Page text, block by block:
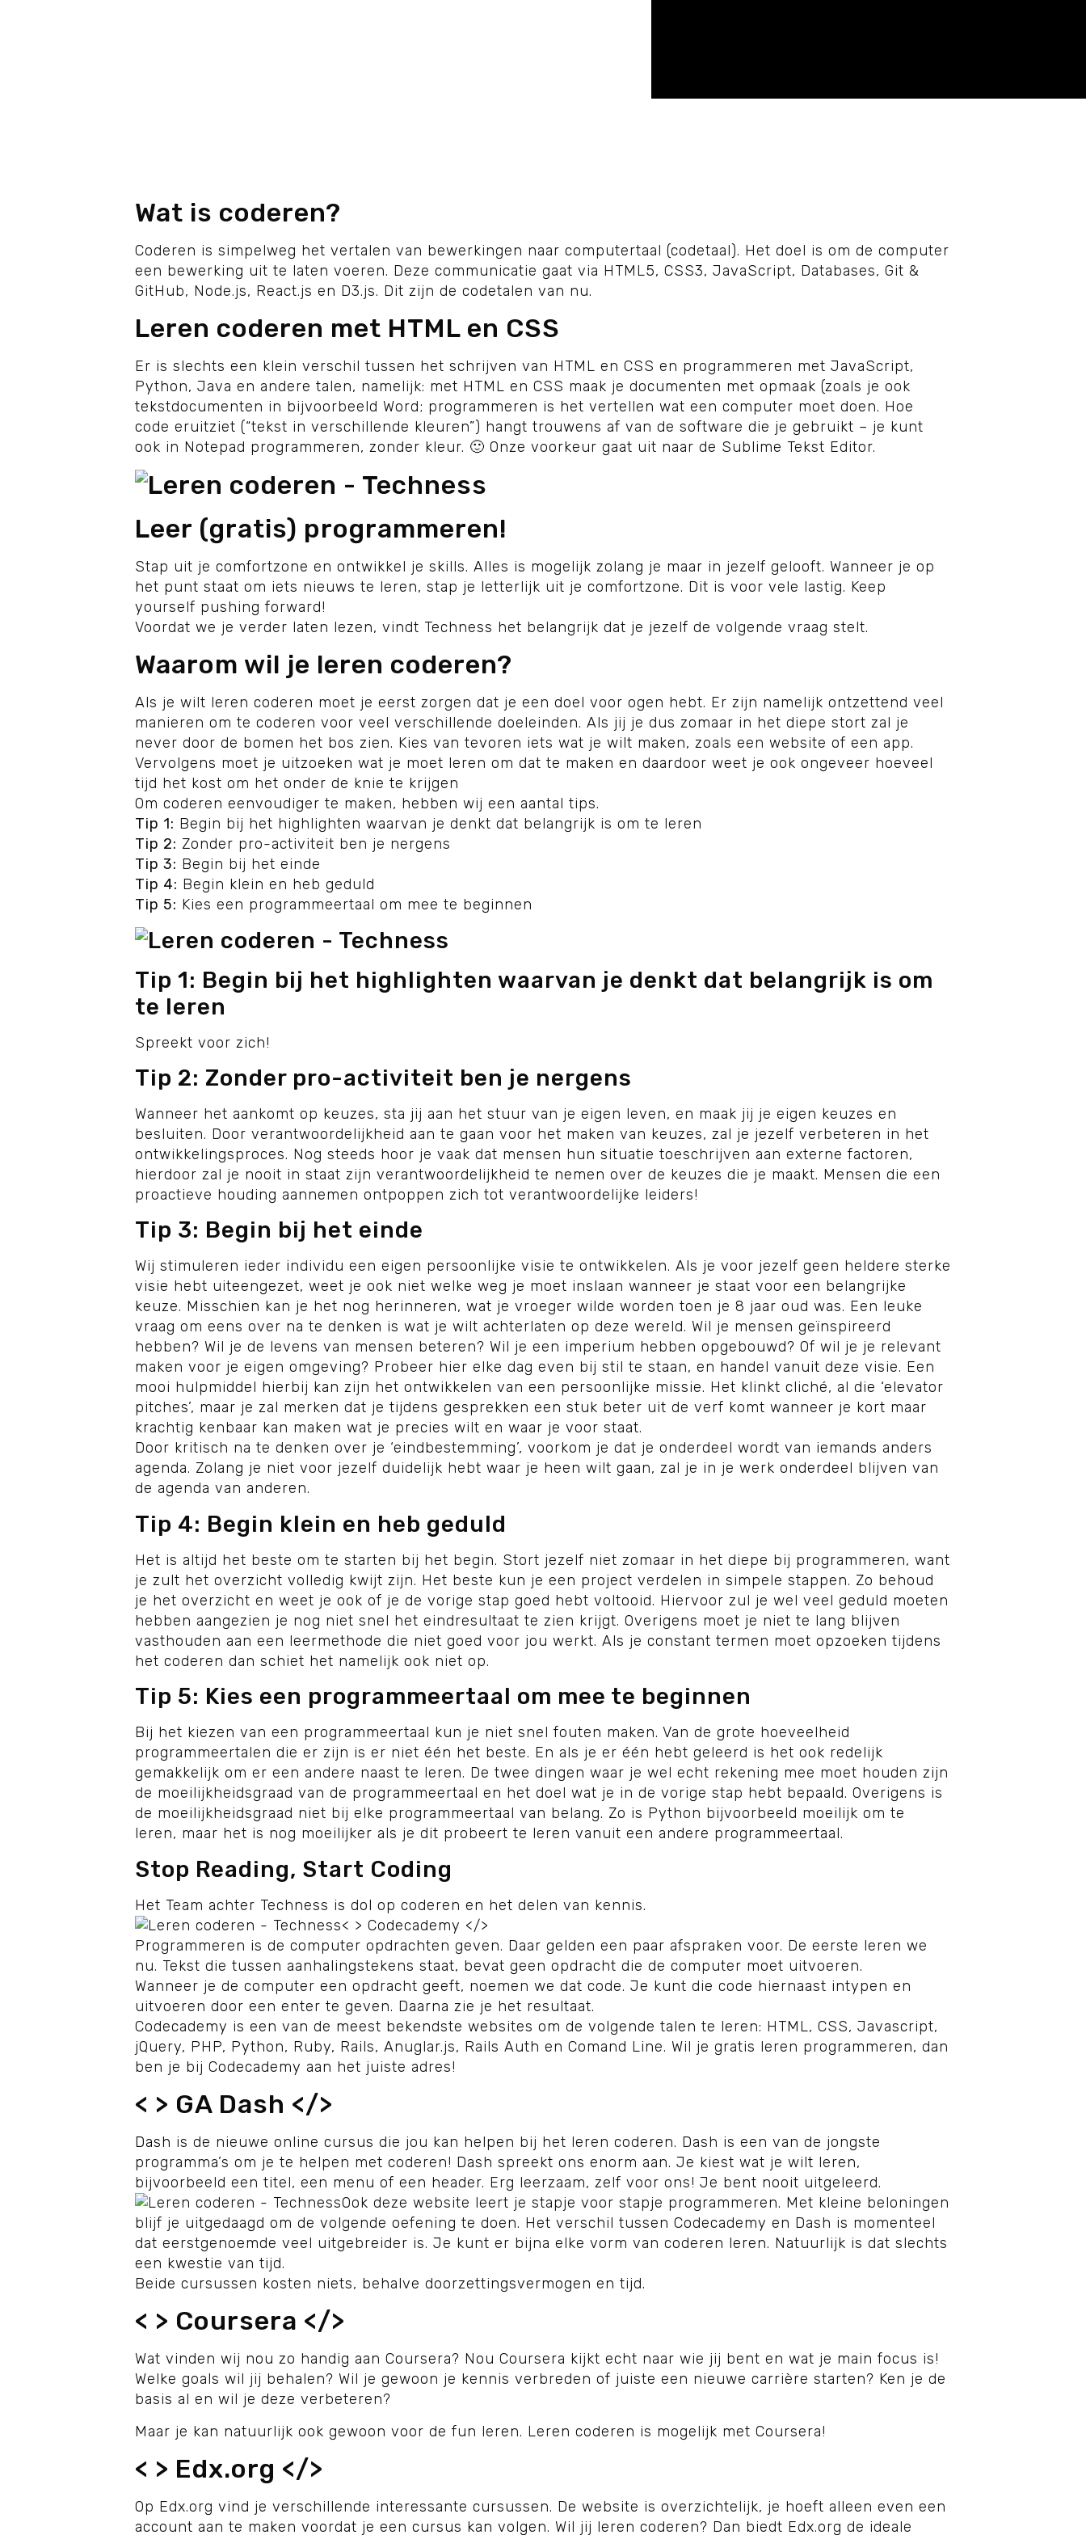
Wat is coderen?
Coderen is simpelweg het vertalen van bewerkingen naar computertaal (codetaal). Het doel is om de computer
een bewerking uit te laten voeren. Deze communicatie gaat via HTML5, CSS3, JavaScript, Databases, Git &
GitHub, Node.js, React.js en D3.js. Dit zijn de codetalen van nu.
Leren coderen met HTML en CSS
Er is slechts een klein verschil tussen het schrijven van HTML en CSS en programmeren met JavaScript,
Python, Java en andere talen, namelijk: met HTML en CSS maak je documenten met opmaak (zoals je ook
tekstdocumenten in bijvoorbeeld Word; programmeren is het vertellen wat een computer moet doen. Hoe
code eruitziet (“tekst in verschillende kleuren”) hangt trouwens af van de software die je gebruikt – je kunt
ook in Notepad programmeren, zonder kleur. 🙂 Onze voorkeur gaat uit naar de Sublime Tekst Editor.
Leer (gratis) programmeren!
Stap uit je comfortzone en ontwikkel je skills. Alles is mogelijk zolang je maar in jezelf gelooft. Wanneer je op
het punt staat om iets nieuws te leren, stap je letterlijk uit je comfortzone. Dit is voor vele lastig. Keep
yourself pushing forward!
Voordat we je verder laten lezen, vindt Techness het belangrijk dat je jezelf de volgende vraag stelt.
Waarom wil je leren coderen?
Als je wilt leren coderen moet je eerst zorgen dat je een doel voor ogen hebt. Er zijn namelijk ontzettend veel
manieren om te coderen voor veel verschillende doeleinden. Als jij je dus zomaar in het diepe stort zal je
never door de bomen het bos zien. Kies van tevoren iets wat je wilt maken, zoals een website of een app.
Vervolgens moet je uitzoeken wat je moet leren om dat te maken en daardoor weet je ook ongeveer hoeveel
tijd het kost om het onder de knie te krijgen
Om coderen eenvoudiger te maken, hebben wij een aantal tips.
Tip 1: Begin bij het highlighten waarvan je denkt dat belangrijk is om te leren
Tip 2: Zonder pro-activiteit ben je nergens
Tip 3: Begin bij het einde
Tip 4: Begin klein en heb geduld
Tip 5: Kies een programmeertaal om mee te beginnen
Tip 1: Begin bij het highlighten waarvan je denkt dat belangrijk is om
te leren
Spreekt voor zich!
Tip 2: Zonder pro-activiteit ben je nergens
Wanneer het aankomt op keuzes, sta jij aan het stuur van je eigen leven, en maak jij je eigen keuzes en
besluiten. Door verantwoordelijkheid aan te gaan voor het maken van keuzes, zal je jezelf verbeteren in het
ontwikkelingsproces. Nog steeds hoor je vaak dat mensen hun situatie toeschrijven aan externe factoren,
hierdoor zal je nooit in staat zijn verantwoordelijkheid te nemen over de keuzes die je maakt. Mensen die een
proactieve houding aannemen ontpoppen zich tot verantwoordelijke leiders!
Tip 3: Begin bij het einde
Wij stimuleren ieder individu een eigen persoonlijke visie te ontwikkelen. Als je voor jezelf geen heldere sterke
visie hebt uiteengezet, weet je ook niet welke weg je moet inslaan wanneer je staat voor een belangrijke
keuze. Misschien kan je het nog herinneren, wat je vroeger wilde worden toen je 8 jaar oud was. Een leuke
vraag om eens over na te denken is wat je wilt achterlaten op deze wereld. Wil je mensen geïnspireerd
hebben? Wil je de levens van mensen beteren? Wil je een imperium hebben opgebouwd? Of wil je je relevant
maken voor je eigen omgeving? Probeer hier elke dag even bij stil te staan, en handel vanuit deze visie. Een
mooi hulpmiddel hierbij kan zijn het ontwikkelen van een persoonlijke missie. Het klinkt cliché, al die ‘elevator
pitches’, maar je zal merken dat je tijdens gesprekken een stuk beter uit de verf komt wanneer je kort maar
krachtig kenbaar kan maken wat je precies wilt en waar je voor staat.
Door kritisch na te denken over je ‘eindbestemming’, voorkom je dat je onderdeel wordt van iemands anders
agenda. Zolang je niet voor jezelf duidelijk hebt waar je heen wilt gaan, zal je in je werk onderdeel blijven van
de agenda van anderen.
Tip 4: Begin klein en heb geduld
Het is altijd het beste om te starten bij het begin. Stort jezelf niet zomaar in het diepe bij programmeren, want
je zult het overzicht volledig kwijt zijn. Het beste kun je een project verdelen in simpele stappen. Zo behoud
je het overzicht en weet je ook of je de vorige stap goed hebt voltooid. Hiervoor zul je wel veel geduld moeten
hebben aangezien je nog niet snel het eindresultaat te zien krijgt. Overigens moet je niet te lang blijven
vasthouden aan een leermethode die niet goed voor jou werkt. Als je constant termen moet opzoeken tijdens
het coderen dan schiet het namelijk ook niet op.
Tip 5: Kies een programmeertaal om mee te beginnen
Bij het kiezen van een programmeertaal kun je niet snel fouten maken. Van de grote hoeveelheid
programmeertalen die er zijn is er niet één het beste. En als je er één hebt geleerd is het ook redelijk
gemakkelijk om er een andere naast te leren. De twee dingen waar je wel echt rekening mee moet houden zijn
de moeilijkheidsgraad van de programmeertaal en het doel wat je in de vorige stap hebt bepaald. Overigens is
de moeilijkheidsgraad niet bij elke programmeertaal van belang. Zo is Python bijvoorbeeld moeilijk om te
leren, maar het is nog moeilijker als je dit probeert te leren vanuit een andere programmeertaal.
Stop Reading, Start Coding
Het Team achter Techness is dol op coderen en het delen van kennis.
< > Codecademy </>
Programmeren is de computer opdrachten geven. Daar gelden een paar afspraken voor. De eerste leren we
nu. Tekst die tussen aanhalingstekens staat, bevat geen opdracht die de computer moet uitvoeren.
Wanneer je de computer een opdracht geeft, noemen we dat code. Je kunt die code hiernaast intypen en
uitvoeren door een enter te geven. Daarna zie je het resultaat.
Codecademy is een van de meest bekendste websites om de volgende talen te leren: HTML, CSS, Javascript,
jQuery, PHP, Python, Ruby, Rails, Anuglar.js, Rails Auth en Comand Line. Wil je gratis leren programmeren, dan
ben je bij Codecademy aan het juiste adres!
< > GA Dash </>
Dash is de nieuwe online cursus die jou kan helpen bij het leren coderen. Dash is een van de jongste
programma’s om je te helpen met coderen! Dash spreekt ons enorm aan. Je kiest wat je wilt leren,
bijvoorbeeld een titel, een menu of een header. Erg leerzaam, zelf voor ons! Je bent nooit uitgeleerd.
Ook deze website leert je stapje voor stapje programmeren. Met kleine beloningen
blijf je uitgedaagd om de volgende oefening te doen. Het verschil tussen Codecademy en Dash is momenteel
dat eerstgenoemde veel uitgebreider is. Je kunt er bijna elke vorm van coderen leren. Natuurlijk is dat slechts
een kwestie van tijd.
Beide cursussen kosten niets, behalve doorzettingsvermogen en tijd.
< > Coursera </>
Wat vinden wij nou zo handig aan Coursera? Nou Coursera kijkt echt naar wie jij bent en wat je main focus is!
Welke goals wil jij behalen? Wil je gewoon je kennis verbreden of juiste een nieuwe carrière starten? Ken je de
basis al en wil je deze verbeteren?
Maar je kan natuurlijk ook gewoon voor de fun leren. Leren coderen is mogelijk met Coursera!
< > Edx.org </>
Op Edx.org vind je verschillende interessante cursussen. De website is overzichtelijk, je hoeft alleen even een
account aan te maken voordat je een cursus kan volgen. Wil jij leren coderen? Dan biedt Edx.org de ideale